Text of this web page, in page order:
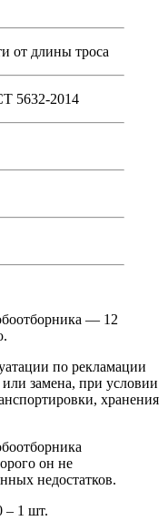
от длины троса
5632-2014
— 12
по рекламации
замена, при условии
хранения
он не
недостатков.
– 1 шт.